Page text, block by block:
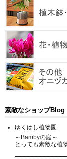
素敵なショップBlog
ゆくはし植物園
～Bambyの庭～
とっても素敵な植